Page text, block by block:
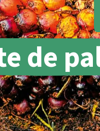
Metales
Minería
Aceite de
REDD
Indígena
Granjas
Para niñas
de